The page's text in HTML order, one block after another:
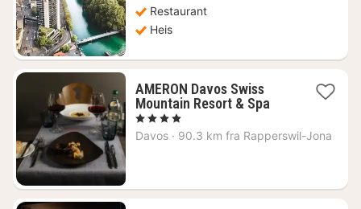
Restaurant
Heis
AMERON Davos Swiss
Mountain Resort & Spa1
fra
, 4 Stjerner
Davos · 90.3 km fra Rapperswil-Jona